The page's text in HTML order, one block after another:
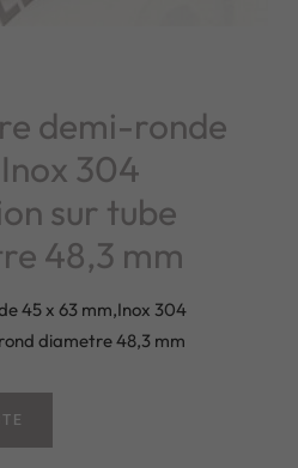
demi-ronde
304
sur tube
48,3 mm
45 x 63 mm,Inox 304
diametre 48,3 mm